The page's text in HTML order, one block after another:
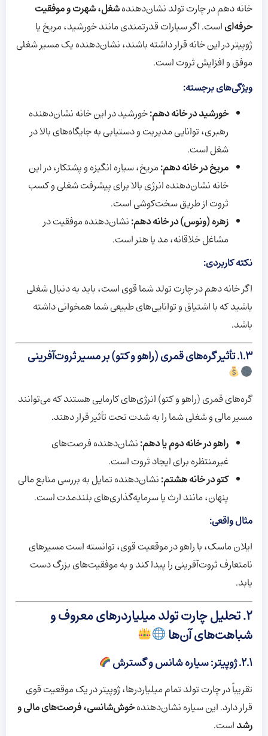
خانه دهم در چارت تولد نشان‌دهندهشغل، شهرت و موفقیت
حرفه‌ایاست. اگر سیارات قدرتمندی مانند خورشید، مریخ یا
ژوپیتر در این خانه قرار داشته باشند، نشان‌دهنده یک مسیر شغلی
موفق و افزایش ثروت است.
ویژگی‌های برجسته:
خورشید در خانه دهم:خورشید در این خانه نشان‌دهنده
رهبری، توانایی مدیریت و دستیابی به جایگاه‌های بالا در
شغل است.
مریخ در خانه دهم:مریخ، سیاره انگیزه و پشتکار، در این
خانه نشان‌دهنده انرژی بالا برای پیشرفت شغلی و کسب
ثروت از طریق سخت‌کوشی است.
زهره (ونوس) در خانه دهم:نشان‌دهنده موفقیت در
مشاغل خلاقانه، مد یا هنر است.
نکته کاربردی:
اگر خانه دهم در چارت تولد شما قوی است، باید به دنبال شغلی
باشید که با اشتیاق و توانایی‌های طبیعی شما همخوانی داشته
باشد.
۱.۳. تأثیر گره‌های قمری (راهو و کتو) بر مسیر ثروت‌آفرینی
گره‌های قمری (راهو و کتو) انرژی‌های کارمایی هستند که می‌توانند
مسیر مالی و شغلی شما را به شدت تحت تأثیر قرار دهند.
راهو در خانه دوم یا دهم:نشان‌دهنده فرصت‌های
غیرمنتظره برای ایجاد ثروت است.
کتو در خانه هشتم:نشان‌دهنده تمایل به بررسی منابع مالی
پنهان، مانند ارث یا سرمایه‌گذاری‌های بلندمدت است.
مثال واقعی:
ایلان ماسک، با راهو در موقعیت قوی، توانسته است مسیرهای
نامتعارف ثروت‌آفرینی را پیدا کند و به موفقیت‌های بزرگ دست
یابد.
۲. تحلیل چارت تولد میلیاردرهای معروف و
شباهت‌های آن‌ها
۲.۱. ژوپیتر: سیاره شانس و گسترش
تقریباً در چارت تولد تمام میلیاردرها، ژوپیتر در یک موقعیت قوی
قرار دارد. این سیاره نشان‌دهندهخوش‌شانسی، فرصت‌های مالی و
رشداست.